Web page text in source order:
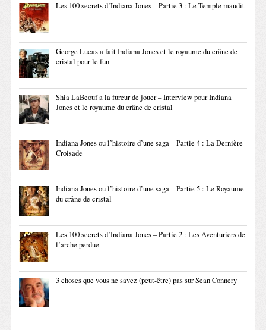
Les 100 secrets d’Indiana Jones – Partie 3 : Le Temple maudit
George Lucas a fait Indiana Jones et le royaume du crâne de
cristal pour le fun
Shia LaBeouf a la fureur de jouer – Interview pour Indiana
Jones et le royaume du crâne de cristal
Indiana Jones ou l’histoire d’une saga – Partie 4 : La Dernière
Croisade
Indiana Jones ou l’histoire d’une saga – Partie 5 : Le Royaume
du crâne de cristal
Les 100 secrets d’Indiana Jones – Partie 2 : Les Aventuriers de
l’arche perdue
3 choses que vous ne savez (peut-être) pas sur Sean Connery